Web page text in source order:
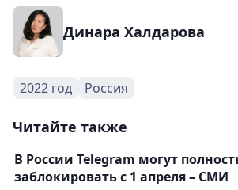
Динара Халдарова
2022 год Россия
Читайте также
В России Telegram могут
заблокировать с 1 апреля – СМИ